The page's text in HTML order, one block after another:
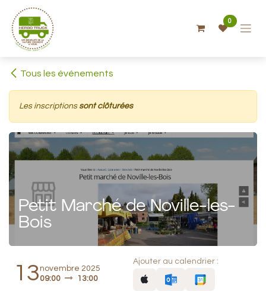
Se rendre au contenu
0
Tous les événements
Les inscriptions sont clôturées
Petit Marché de Noville-les-
Bois
13 novembre 2025
09:00
13:00
Ajouter au calendrier :